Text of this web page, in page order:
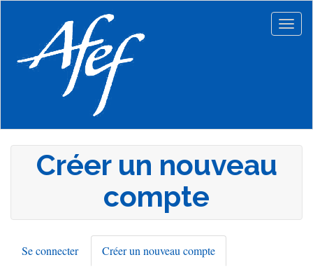
principal
Créer un nouveau
compte
Onglets
Se connecter Créer un nouveau compte
actif)